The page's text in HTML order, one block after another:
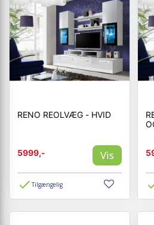
RENO REOLVÆG - HVID
5999,- Vis
Tilgængelig